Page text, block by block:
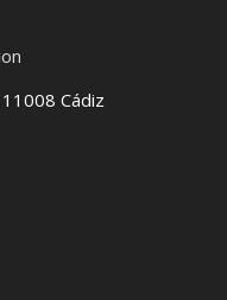
Cádiz